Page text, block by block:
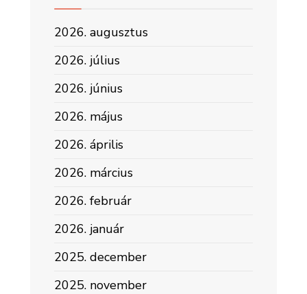
2026. augusztus
2026. július
2026. június
2026. május
2026. április
2026. március
2026. február
2026. január
2025. december
2025. november